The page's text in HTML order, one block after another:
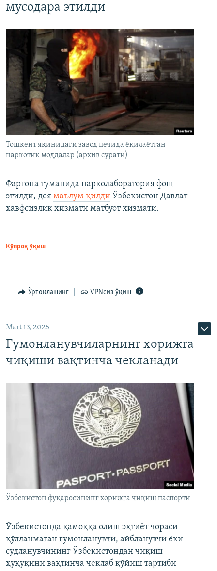
мусодара этилди
Тошкент яқинидаги завод печида ёқилаётган
наркотик моддалар (архив сурати)
Фарғона туманида нарколаборатория фош
этилди, дея маълум қилди Ўзбекистон Давлат
хавфсизлик хизмати матбуот хизмати.
Кўпроқ ўқиш
Ўртоқлашинг VPNсиз ўқиш
Mart 13, 2025
Гумонланувчиларнинг хорижга
чиқиши вақтинча чекланади
Ўзбекистон фуқаросининг хорижга чиқиш паспорти
Ўзбекистонда қамоққа олиш эҳтиёт чораси
қўлланмаган гумонланувчи, айбланувчи ёки
судланувчининг Ўзбекистондан чиқиш
ҳуқуқини вақтинча чеклаб қўйиш тартиби